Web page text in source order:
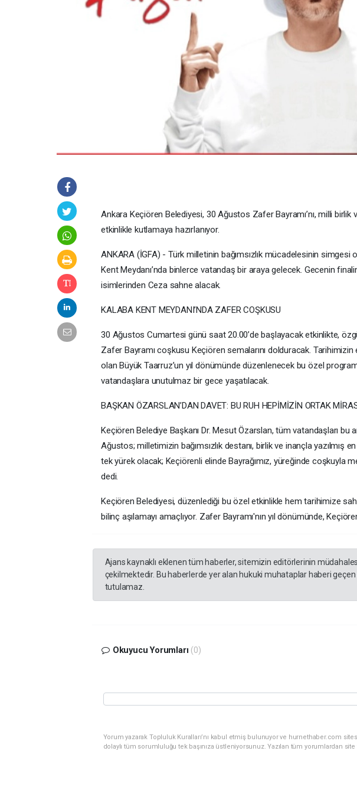
Ankara Keçiören Belediyesi, 30 Ağustos Zafer Bayramı’nı, milli birlik
etkinlikle kutlamaya hazırlanıyor.
ANKARA (İGFA) - Türk milletinin bağımsızlık mücadelesinin
Kent Meydanı’nda binlerce vatandaş bir araya gelecek. Gecenin
isimlerinden Ceza sahne alacak.
KALABA KENT MEYDANI’NDA ZAFER COŞKUSU
30 Ağustos Cumartesi günü saat 20.00’de başlayacak etkinlikte,
Zafer Bayramı coşkusu Keçiören semalarını dolduracak. Tarihimizin
olan Büyük Taarruz’un yıl dönümünde düzenlenecek bu özel
vatandaşlara unutulmaz bir gece yaşatılacak.
BAŞKAN ÖZARSLAN’DAN DAVET: BU RUH HEPİMİZİN ORTAK
Keçiören Belediye Başkanı Dr. Mesut Özarslan, tüm vatandaşları bu
Ağustos; milletimizin bağımsızlık destanı, birlik ve inançla yazılmış
tek yürek olacak; Keçiörenli elinde Bayrağımız, yüreğinde coşkuyla
dedi.
Keçiören Belediyesi, düzenlediği bu özel etkinlikle hem tarihimize
bilinç aşılamayı amaçlıyor. Zafer Bayramı'nın yıl dönümünde,
Ajans kaynaklı eklenen tüm haberler, sitemizin editörlerinin
çekilmektedir. Bu haberlerde yer alan hukuki muhataplar haberi
tutulamaz.
Okuyucu Yorumları (0)
Yorum yazarak Topluluk Kuralları’nı kabul etmiş bulunuyor ve hurnethaber.com
dolaylı tüm sorumluluğu tek başınıza üstleniyorsunuz. Yazılan tüm yorumlardan